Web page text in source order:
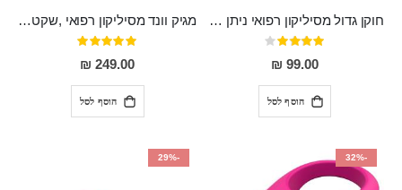
חוקן גדול מסיליקון רפואי ניתן לשימוש גם כפלאג וגם כחרוזים אנאלים
דירוג:
80%
99.00 ₪
הוסף לסל
מגיק וונד מסיליקון רפואי ,שקט במיוחד, נטען בעל 10 מהירויות שונות "Erna"
דירוג:
100%
249.00 ₪
הוסף לסל
-32%
-29%